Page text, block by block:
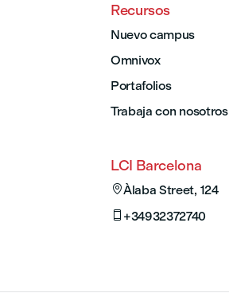
Recursos
Nuevo campus
Omnivox
Portafolios
Trabaja con nosotros
LCI Barcelona
Àlaba Street, 124
 +34932372740